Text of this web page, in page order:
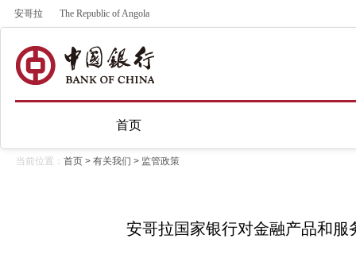
安哥拉 The Republic of Angola
首页
当前位置： 首页 > 有关我们 > 监管政策
安哥拉国家银行对金融产品和服